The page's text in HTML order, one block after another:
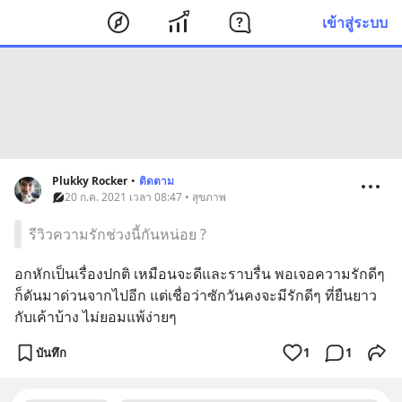
เข้าสู่ระบบ
Plukky Rocker • ติดตาม
20 ก.ค. 2021 เวลา 08:47 • สุขภาพ
รีวิวความรักช่วงนี้กันหน่อย ?
อกหักเป็นเรื่องปกติ เหมือนจะดีและราบรื่น พอเจอความรักดีๆ
ก็ดันมาด่วนจากไปอีก แต่เชื่อว่าซักวันคงจะมีรักดีๆ ที่ยืนยาว
กับเค้าบ้าง ไม่ยอมแพ้ง่ายๆ
บันทึก 1 1